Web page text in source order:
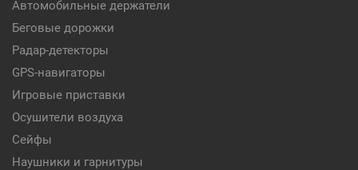
Автомобильные держатели
Беговые дорожки
Радар-детекторы
GPS-навигаторы
Игровые приставки
Осушители воздуха
Сейфы
Наушники и гарнитуры